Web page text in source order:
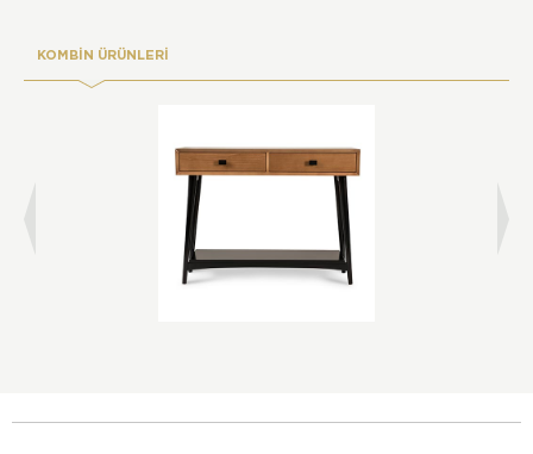
KOMBİN ÜRÜNLERİ